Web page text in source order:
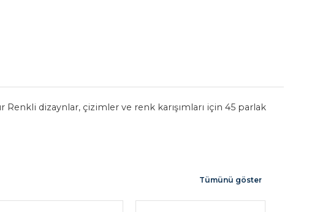
dizaynlar, çizimler ve renk karışımları için 45 parlak
Tümünü göster